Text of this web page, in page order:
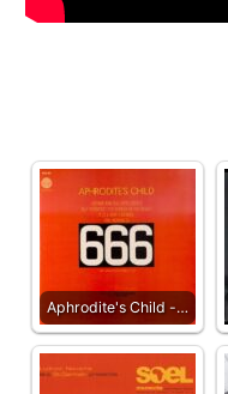
Aphrodite's Child ‎-…